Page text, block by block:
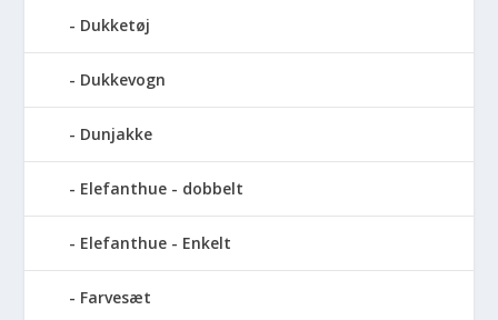
Dukketøj
Dukkevogn
Dunjakke
Elefanthue - dobbelt
Elefanthue - Enkelt
Farvesæt